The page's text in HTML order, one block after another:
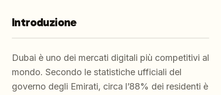
Introduzione
Dubai è uno dei mercati digitali più competitivi al
mondo. Secondo le statistiche ufficiali del
governo degli Emirati, circa l’88% dei residenti è